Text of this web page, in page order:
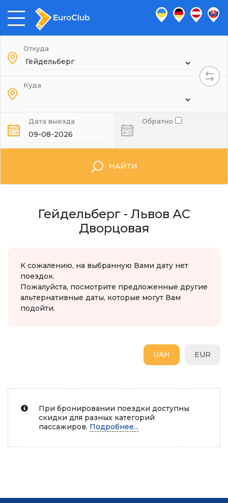
Откуда
Куда
Дата выезда Обратно
НАЙТИ
Гейдельберг - Львов АС
Дворцовая
К сожалению, на выбранную Вами дату нет
поездок.
Пожалуйста, посмотрите предложенные другие
альтернативные даты, которые могут Вам
подойти.
EUR
UAH
При бронировании поездки доступны
скидки для разных категорий
пассажиров. Подробнее...